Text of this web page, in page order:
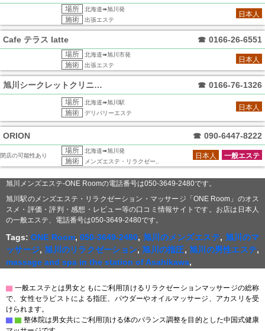
場所 北海道➠旭川発
施術 出張エステ
日本人
Cafe テラス latte ☎ 0166-26-6551
場所 北海道➠旭川市発
施術 出張エステ
日本人
旭川シークレットクリニック ☎ 0166-76-1326
場所 北海道➠旭川駅
施術 デリバリーエステ
日本人
ORION ☎ 090-6447-8222
閉店の可能性あり
場所 北海道➠旭川発
施術 メンズエステ・リラクゼー..
一般エステ
日本人
旭川メンズエステ-ONE Roomの電話番号は050-3649-2480です。
旭川駅のメンズエステ・リラクゼーション・マッサージ「ONE Room」のオス
スメ・評価・評判・感想・レビュー等の口コミ情報サイトです。お店は日本人
の一般エステ、電話番号は050-3649-2480です。
Tags:ONE Room,050-3649-2480, 旭川のメンズエステ, 旭川のマ
ッサージ,旭川のリラクゼーション,旭川の指圧, 旭川の男性エステ,
massage and spa in the station of Asahikawa,
▇ 一般エステとは男女ともにご利用頂けるリラクゼーションマッサージの総称
で、女性セラピストによる指圧、パウダーやオイルマッサージ、アカスリを受
けられます。
▇ ▇ 整体院は男女共にご利用頂ける体のバランス調整を目的とした中国式健康